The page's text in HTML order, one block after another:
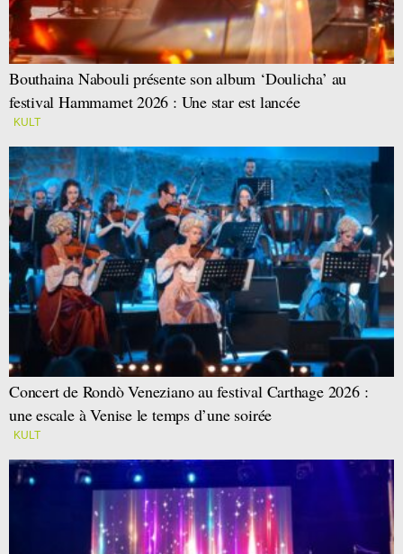
Bouthaina Nabouli présente son album ‘Doulicha’ au
festival Hammamet 2026 : Une star est lancée
KULT
Concert de Rondò Veneziano au festival Carthage 2026 :
une escale à Venise le temps d’une soirée
KULT